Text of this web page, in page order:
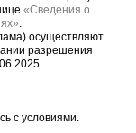
–
«Сведения о
.
осуществляют
разрешения
с условиями.